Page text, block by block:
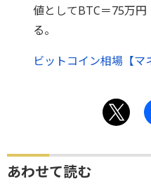
値としてBTC＝75万
る。
ビットコイン相場【マ
あわせて読む